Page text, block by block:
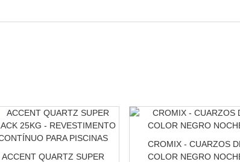
ACCENT QUARTZ SUPER
CROMIX - CUARZOS
COLOR NEGRO